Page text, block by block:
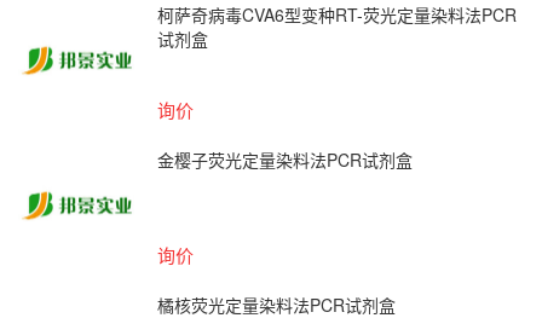
柯萨奇病毒CVA6型变种RT-荧光定量染料法PCR
试剂盒
询价
金樱子荧光定量染料法PCR试剂盒
询价
橘核荧光定量染料法PCR试剂盒